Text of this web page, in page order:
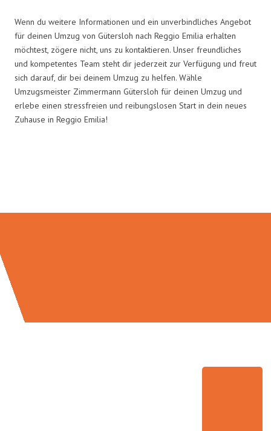
Wenn du weitere Informationen und ein unverbindliches Angebot
für deinen Umzug von Gütersloh nach Reggio Emilia erhalten
möchtest, zögere nicht, uns zu kontaktieren. Unser freundliches
und kompetentes Team steht dir jederzeit zur Verfügung und freut
sich darauf, dir bei deinem Umzug zu helfen. Wähle
Umzugsmeister Zimmermann Gütersloh für deinen Umzug und
erlebe einen stressfreien und reibungslosen Start in dein neues
Zuhause in Reggio Emilia!